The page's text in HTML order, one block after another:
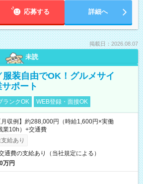
応募する 詳細へ
掲載日：2026.08.07
未読
服装自由でOK！グルメサイ
ポート
ランクOK WEB登録・面接OK
収例】約288,000円（時給1,600円×実働
業10h）+交通費
給あり
通費の支給あり（当社規定による）
万円